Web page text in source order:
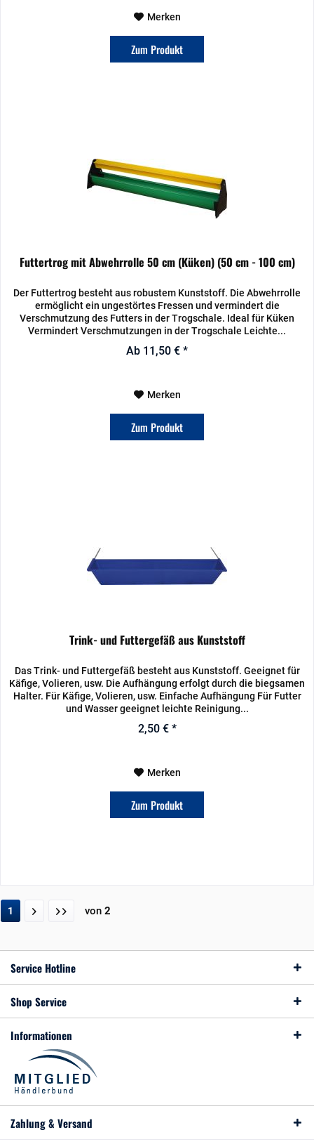
Merken
Zum Produkt
Futtertrog mit Abwehrrolle 50 cm (Küken) (50 cm - 100 cm)
Der Futtertrog besteht aus robustem Kunststoff. Die Abwehrrolle
ermöglicht ein ungestörtes Fressen und vermindert die
Verschmutzung des Futters in der Trogschale. Ideal für Küken
Vermindert Verschmutzungen in der Trogschale Leichte...
Ab 11,50 € *
Merken
Zum Produkt
Trink- und Futtergefäß aus Kunststoff
Das Trink- und Futtergefäß besteht aus Kunststoff. Geeignet für
Käfige, Volieren, usw. Die Aufhängung erfolgt durch die biegsamen
Halter. Für Käfige, Volieren, usw. Einfache Aufhängung Für Futter
und Wasser geeignet leichte Reinigung...
2,50 € *
Merken
Zum Produkt
1 von 2
Service Hotline
Shop Service
Informationen
Zahlung & Versand